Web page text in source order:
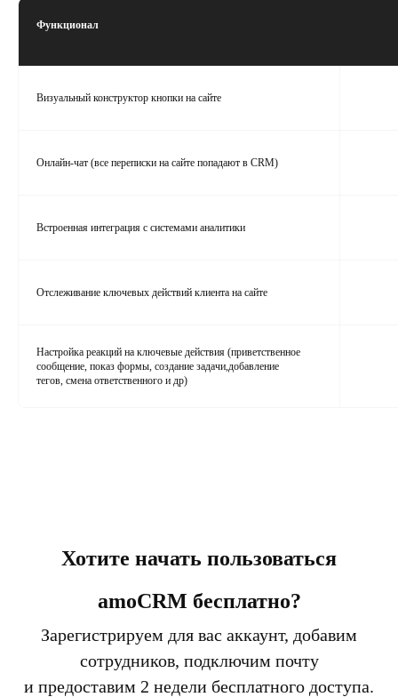
Функционал
Визуальный конструктор кнопки на сайте
Онлайн‑чат (все переписки на сайте попадают в CRM)
Встроенная интеграция с системами аналитики
Отслеживание ключевых действий клиента на сайте
Настройка реакций на ключевые действия (приветственное
сообщение, показ формы, создание задачи,добавление
тегов, смена ответственного и др)
Хотите начать пользоваться
amoCRM бесплатно?
Зарегистрируем для вас аккаунт, добавим
сотрудников, подключим почту
и предоставим 2 недели бесплатного доступа.